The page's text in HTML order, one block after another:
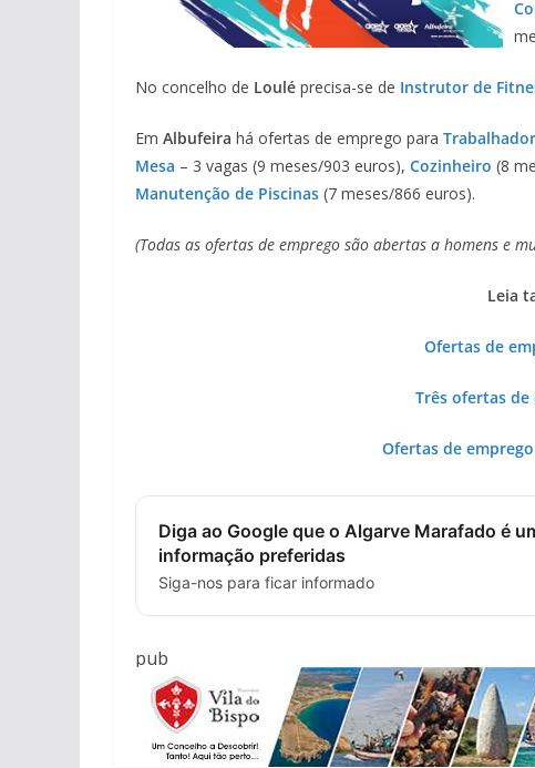
No concelho de Loulé precisa-se de Instrutor de
Em Albufeira há ofertas de emprego para
Mesa – 3 vagas (9 meses/903 euros), Cozinheiro (8
Manutenção de Piscinas (7 meses/866 euros).
(Todas as ofertas de emprego são abertas a homens e
Leia
Ofertas de
Três ofertas
Ofertas de
Diga ao Google que o Algarve Marafado é
informação preferidas
Siga-nos para ficar informado
pub